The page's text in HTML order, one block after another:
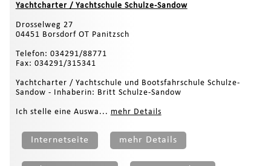
Yachtcharter / Yachtschule Schulze-Sandow
Drosselweg 27
04451 Borsdorf OT Panitzsch
Telefon: 034291/88771
Fax: 034291/315341
Yachtcharter / Yachtschule und Bootsfahrschule Schulze-
Sandow - Inhaberin: Britt Schulze-Sandow
Ich stelle eine Auswa... mehr Details
Internetseite mehr Details